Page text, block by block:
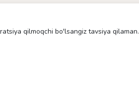
qilmoqchi bo'lsangiz tavsiya qilaman.